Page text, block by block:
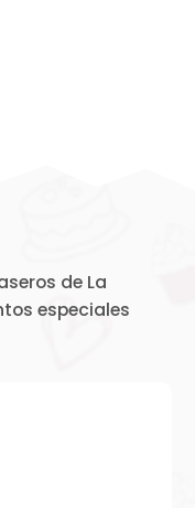
de La
especiales